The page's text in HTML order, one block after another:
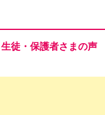
生徒・保護者さまの声